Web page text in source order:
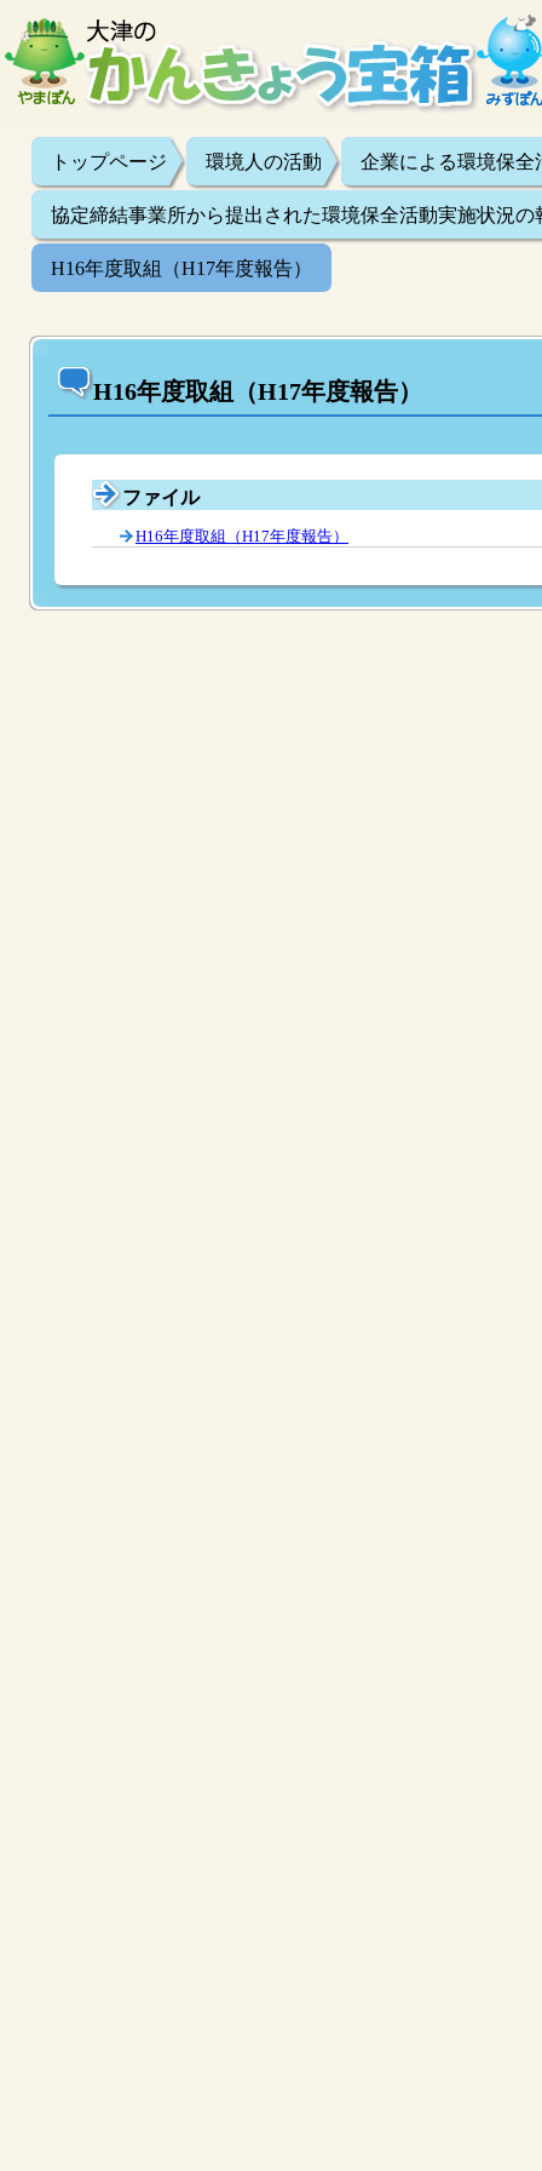
トップページ 環境人の活動 企業による環境保全
協定締結事業所から提出された環境保全活動実施状況の
H16年度取組（H17年度報告）
H16年度取組（H17年度報告）
ファイル
H16年度取組（H17年度報告）